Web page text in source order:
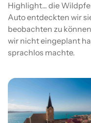
Highlight... die
Auto entdeckten wir
beobachten zu
wir nicht eingeplant
sprachlos machte.